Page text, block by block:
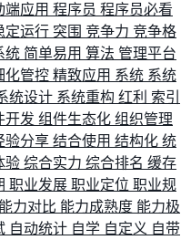
端应用 程序员 程序员必看
定运行 突围 竞争力 竞争格
统 简单易用 算法 管理平台
化管控 精致应用 系统 系统
统设计 系统重构 红利 索引
开发 组件生态化 组织管理
验分享 结合使用 结构化 统
验 综合实力 综合排名 缓存
职业发展 职业定位 职业规
能力对比 能力成熟度 能力极
自动统计 自学 自定义 自带